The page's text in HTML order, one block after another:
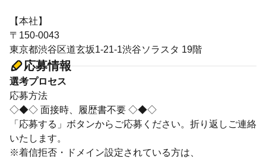
【本社】
〒150-0043
東京都渋谷区道玄坂1-21-1渋谷ソラスタ 19階
応募情報
選考プロセス
応募方法
◇◆◇ 面接時、履歴書不要 ◇◆◇
「応募する」ボタンからご応募ください。折り返しご連絡
いたします。
※着信拒否・ドメイン設定されている方は、